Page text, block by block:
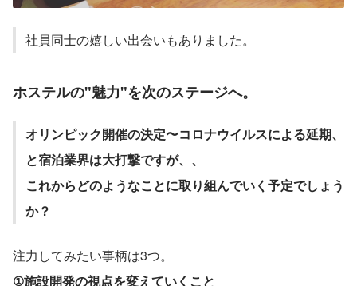
社員同士の嬉しい出会いもありました。
ホステルの"魅力"を次のステージへ。
オリンピック開催の決定〜コロナウイルスによる延期、
と宿泊業界は大打撃ですが、、
これからどのようなことに取り組んでいく予定でしょう
か？
注力してみたい事柄は3つ。
①施設開発の視点を変えていくこと